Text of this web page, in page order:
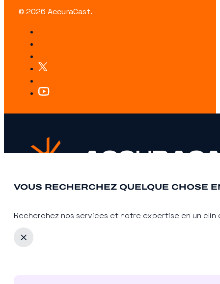
© 2026 AccuraCast.
L’agence
VOUS RECHERCHEZ QUELQUE CHOSE
Recherchez nos services et notre expertise en un clin